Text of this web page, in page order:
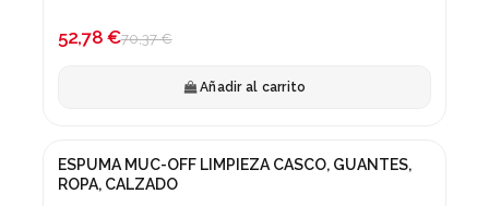
52,78 €70,37 €
Añadir al carrito
ESPUMA MUC-OFF LIMPIEZA CASCO, GUANTES,
ROPA, CALZADO